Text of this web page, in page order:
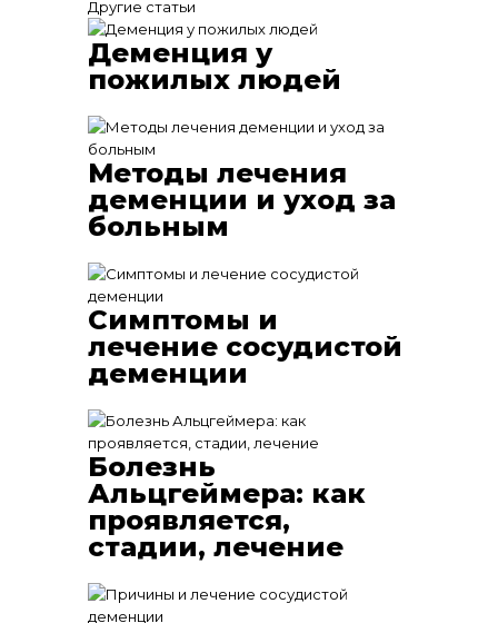
Другие статьи
Деменция у
пожилых людей
Методы лечения
деменции и уход за
больным
Симптомы и
лечение сосудистой
деменции
Болезнь
Альцгеймера: как
проявляется,
стадии, лечение